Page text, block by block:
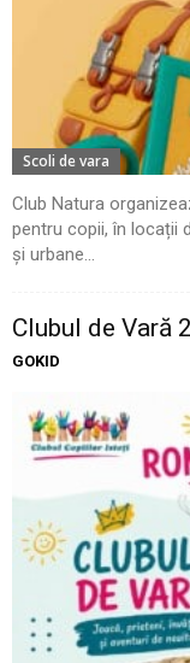
Scoli de vara
Club Natura
pentru copii, în locații
și urbane...
Clubul de Vară
GOKID